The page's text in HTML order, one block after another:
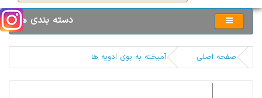
دسته بندی ها
صفحه اصلی آمیخته به بوی ادویه ها